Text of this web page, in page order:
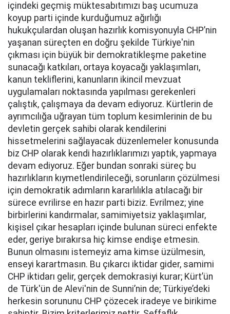
içindeki geçmiş müktesabıtımızı baş ucumuza
koyup parti içinde kurduğumuz ağırlığı
hukukçulardan oluşan hazırlık komisyonuyla CHP’nin
yaşanan süreçten en doğru şekilde Türkiye'nin
çıkması için büyük bir demokratikleşme paketine
sunacağı katkıları, ortaya koyacağı yaklaşımları,
kanun tekliflerini, kanunların ikincil mevzuat
uygulamaları noktasında yapılması gerekenleri
çalıştık, çalışmaya da devam ediyoruz. Kürtlerin de
ayrımcılığa uğrayan tüm toplum kesimlerinin de bu
devletin gerçek sahibi olarak kendilerini
hissetmelerini sağlayacak düzenlemeler konusunda
biz CHP olarak kendi hazırlıklarımızı yaptık, yapmaya
devam ediyoruz. Eğer bundan sonraki süreç bu
hazırlıkların kıymetlendirileceği, sorunların çözülmesi
için demokratik adımların kararlılıkla atılacağı bir
sürece evrilirse en hazır parti biziz. Evrilmez; yine
birbirlerini kandırmalar, samimiyetsiz yaklaşımlar,
kişisel çıkar hesapları içinde bulunan süreci enfekte
eder, geriye bırakırsa hiç kimse endişe etmesin.
Bunun olmasını istemeyiz ama kimse üzülmesin,
enseyi karartmasın. Bu çıkarcı iktidar gider, samimi
CHP iktidarı gelir, gerçek demokrasiyi kurar; Kürt’ün
de Türk'ün de Alevi'nin de Sunni’nin de; Türkiye’deki
herkesin sorununu CHP çözecek iradeye ve birikime